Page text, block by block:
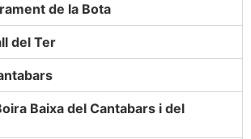
de la Bota
del Ter
Baixa del Cantabars i del